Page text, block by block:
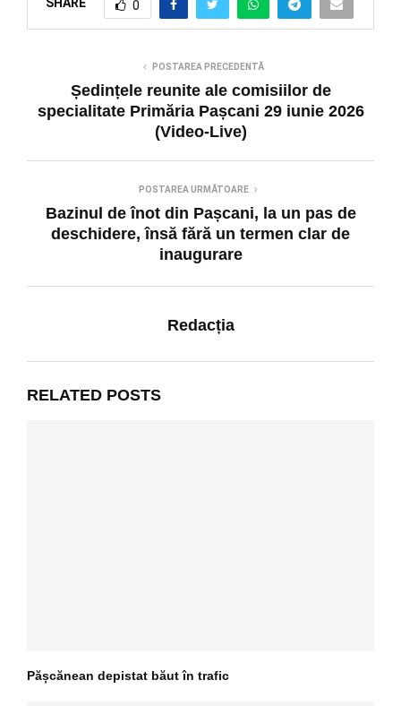
SHARE 0
POSTAREA PRECEDENTĂ
Ședințele reunite ale comisiilor de
specialitate Primăria Pașcani 29 iunie 2026
(Video-Live)
POSTAREA URMĂTOARE
Bazinul de înot din Pașcani, la un pas de
deschidere, însă fără un termen clar de
inaugurare
Redacția
RELATED POSTS
Pășcănean depistat băut în trafic